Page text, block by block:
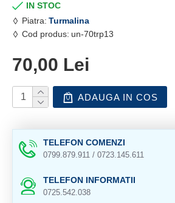
IN STOC
Piatra: Turmalina
Cod produs: un-70trp13
70,00 Lei
ADAUGA IN COS
TELEFON COMENZI
0799.879.911 / 0723.145.611
TELEFON INFORMATII
0725.542.038